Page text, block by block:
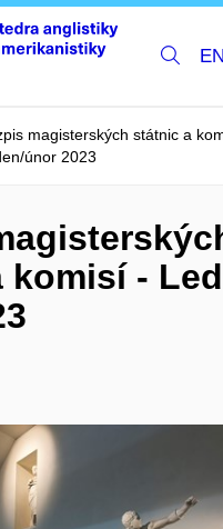
EN
magisterských státnic a
únor 2023
komisí -